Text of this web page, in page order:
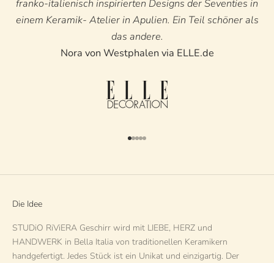
franko-italienisch inspirierten Designs der Seventies in
einem Keramik- Atelier in Apulien. Ein Teil schöner als
das andere.
Nora von Westphalen via ELLE.de
Gehe zu Element 1
Gehe zu Element 2
Gehe zu Element 3
Gehe zu Element 4
Gehe zu Element 5
Die Idee
STUDiO RiViERA Geschirr wird mit LIEBE, HERZ und
HANDWERK in Bella Italia von traditionellen Keramikern
handgefertigt. Jedes Stück ist ein Unikat und einzigartig. Der